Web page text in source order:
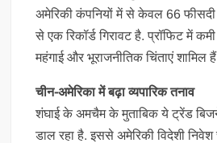
अमेरिकी कंपनियों में से केवल 66
से एक रिकॉर्ड गिरावट है. प्रॉफिट में
महंगाई और भूराजनीतिक चिंताएं शामिल
चीन-अमेरिका में बढ़ा व्यपारिक तनाव
शंघाई के अमचैम के मुताबिक ये ट्रेंड
डाल रहा है. इससे अमेरिकी विदेशी